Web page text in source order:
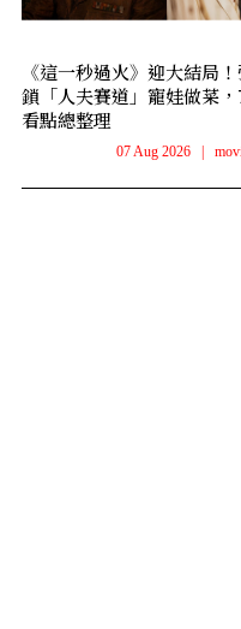
《這一秒過火》迎大結局
鎖「人夫賽道」寵娃做菜
看點總整理
07 Aug 2026